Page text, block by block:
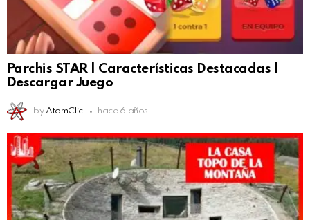
Parchis STAR | Características Destacadas |
Descargar Juego
by AtomClic hace 6 años